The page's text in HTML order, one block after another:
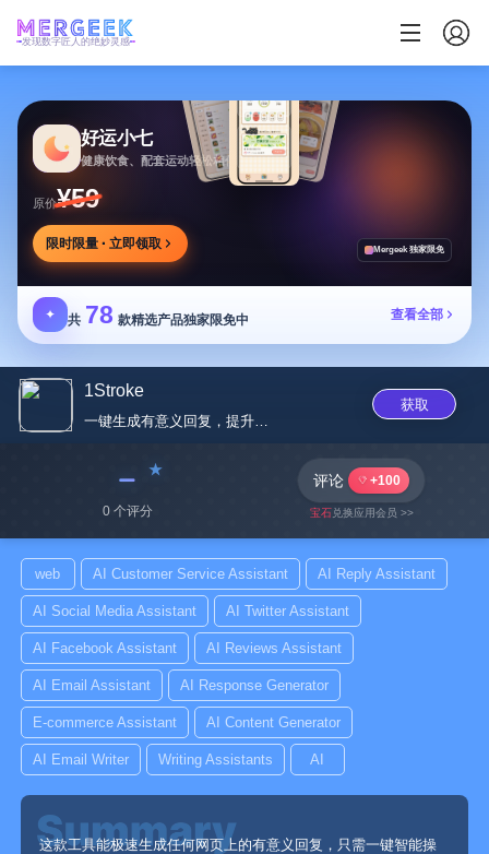
发现数字匠人的绝妙灵感
好运小七
健康饮食、配套运动轻松相伴
原价¥59
限时限量 · 立即领取 Mergeek 独家限免
✦ 共 78 款精选产品独家限免中 查看全部
1Stroke
一键生成有意义回复，提升在线交...
获取
﹣
0 个评分
评论 +100
宝石兑换应用会员 >>
web AI Customer Service Assistant AI Reply Assistant
AI Social Media Assistant AI Twitter Assistant
AI Facebook Assistant AI Reviews Assistant
AI Email Assistant AI Response Generator
E-commerce Assistant AI Content Generator
AI Email Writer Writing Assistants AI
这款工具能极速生成任何网页上的有意义回复，只需一键智能操